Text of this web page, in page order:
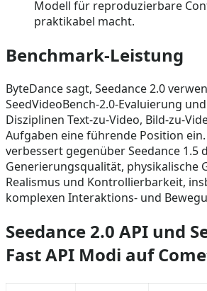
Modell für reproduzierbare
praktikabel macht.
Benchmark-Leistung
ByteDance sagt, Seedance 2.0
SeedVideoBench-2.0-Evaluierung
Disziplinen Text-zu-Video, Bild-zu-
Aufgaben eine führende Position
verbessert gegenüber Seedance 1.5
Generierungsqualität, physikalische
Realismus und Kontrollierbarkeit,
komplexen Interaktions- und
Seedance 2.0 API und
Fast API Modi auf